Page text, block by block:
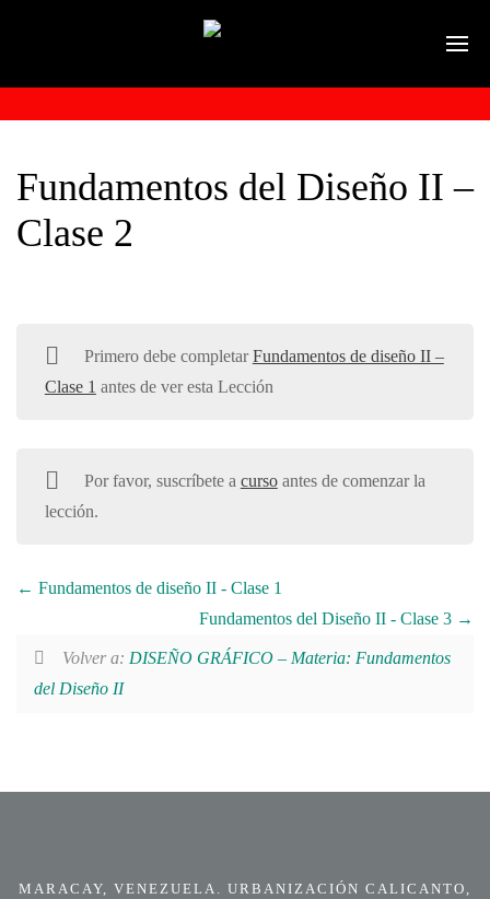
Fundamentos del Diseño II –
Clase 2
Primero debe completarFundamentos de diseño II –
Clase 1 antes de ver esta Lección
Por favor, suscríbete a cursoantes de comenzar la
lección.
Fundamentos de diseño II - Clase 1
Fundamentos del Diseño II - Clase 3
Volver a: DISEÑO GRÁFICO – Materia: Fundamentos
del Diseño II
MARACAY, VENEZUELA. URBANIZACIÓN CALICANTO,